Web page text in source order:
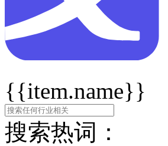
{{item.name}}
搜索热词：